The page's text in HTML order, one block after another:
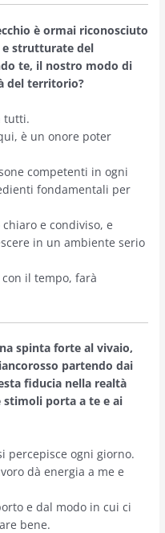
è ormai riconosciuto
e strutturate del
te, il nostro modo di
del territorio?
tutti.
è un onore poter
competenti in ogni
fondamentali per
e condiviso, e
in un ambiente serio
il tempo, farà
spinta forte al vivaio,
partendo dai
fiducia nella realtà
porta a te e ai
percepisce ogni giorno.
dà energia a me e
e dal modo in cui ci
bene.